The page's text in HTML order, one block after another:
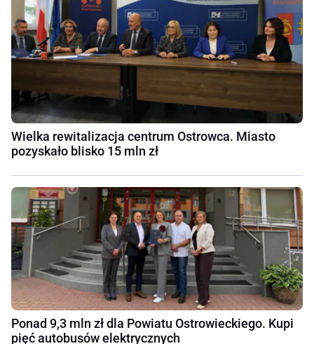
Wielka rewitalizacja centrum Ostrowca. Miasto
pozyskało blisko 15 mln zł
Ponad 9,3 mln zł dla Powiatu Ostrowieckiego. Kupi
pięć autobusów elektrycznych